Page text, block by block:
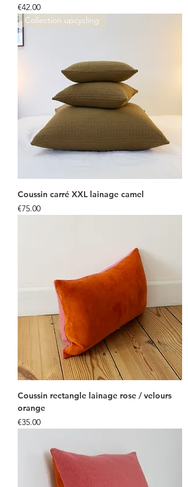
Price
€42.00
Collection upcycling
Coussin carré XXL lainage camel
Price
€75.00
Coussin rectangle lainage rose / velours
orange
Price
€35.00